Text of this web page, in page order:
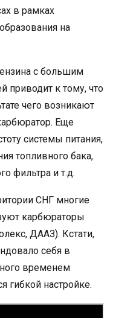
в рамках
на
с большим
приводит к тому, что
чего возникают
Еще
системы питания,
топливного бака,
фильтра и т.д.
СНГ многие
карбюраторы
ДААЗ). Кстати,
себя в
временем
гибкой настройке.